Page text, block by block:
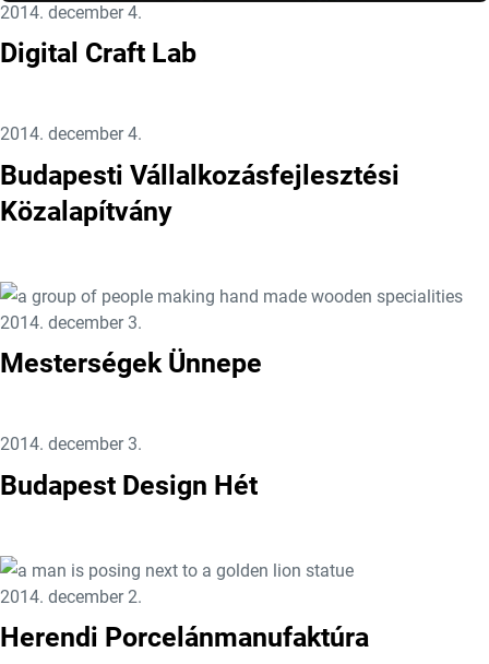
Közzétéve:
2014. december 4.
Digital Craft Lab
Közzétéve:
2014. december 4.
Budapesti Vállalkozásfejlesztési
Közalapítvány
Közzétéve:
2014. december 3.
Mesterségek Ünnepe
Közzétéve:
2014. december 3.
Budapest Design Hét
Közzétéve:
2014. december 2.
Herendi Porcelánmanufaktúra